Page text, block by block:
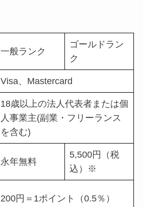
一般ランク
ゴールドラン
ク
Visa、Mastercard
18歳以上の法人代表者または個
人事業主(副業・フリーランス
を含む)
永年無料
5,500円（税
込）※
200円＝1ポイント（0.5％）